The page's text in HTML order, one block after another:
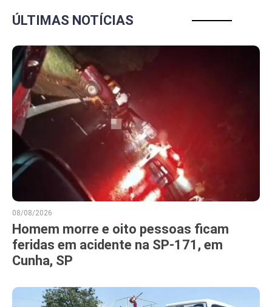
ÚLTIMAS NOTÍCIAS
08/08/2026
Homem morre e oito pessoas ficam
feridas em acidente na SP-171, em
Cunha, SP